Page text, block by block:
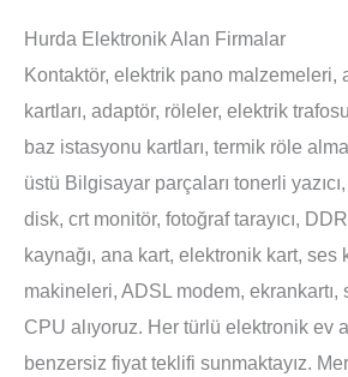
Hurda Elektronik Alan Firmalar
Kontaktör, elektrik pano malzemeleri,
kartları, adaptör, röleler, elektrik
baz istasyonu kartları, termik röle
üstü Bilgisayar parçaları tonerli
disk, crt monitör, fotoğraf tarayıcı,
kaynağı, ana kart, elektronik kart, ses
makineleri, ADSL modem, ekrankartı,
CPU alıyoruz. Her türlü elektronik ev
benzersiz fiyat teklifi sunmaktayız.